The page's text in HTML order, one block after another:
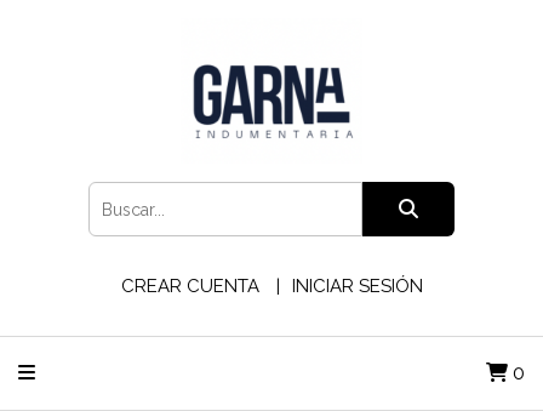
CREAR CUENTA INICIAR SESIÓN
0